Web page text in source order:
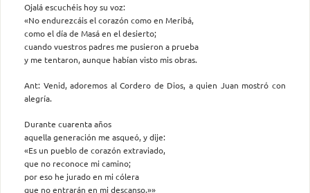
Ojalá escuchéis hoy su voz:
«No endurezcáis el corazón como en Meribá,
como el día de Masá en el desierto;
cuando vuestros padres me pusieron a prueba
y me tentaron, aunque habían visto mis obras.
Ant: Venid, adoremos al Cordero de Dios, a quien Juan mostró con
alegría.
Durante cuarenta años
aquella generación me asqueó, y dije:
«Es un pueblo de corazón extraviado,
que no reconoce mi camino;
por eso he jurado en mi cólera
que no entrarán en mi descanso.»»